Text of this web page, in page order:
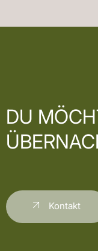
DU
Kontakt